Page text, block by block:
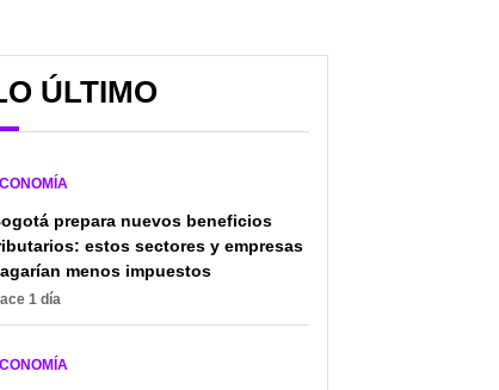
ÚLTIMO
prepara nuevos beneficios
estos sectores y empresas
menos impuestos
1 día